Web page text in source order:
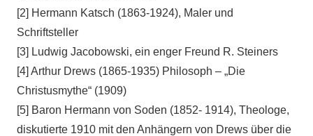
[2] Hermann Katsch (1863-1924), Maler und
Schriftsteller
[3] Ludwig Jacobowski, ein enger Freund R. Steiners
[4] Arthur Drews (1865-1935) Philosoph – „Die
Christusmythe“ (1909)
[5] Baron Hermann von Soden (1852- 1914), Theologe,
diskutierte 1910 mit den Anhängern von Drews über die